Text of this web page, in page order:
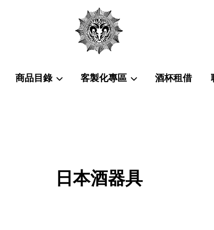
商品目錄 客製化專區 酒杯租借
日本酒器具